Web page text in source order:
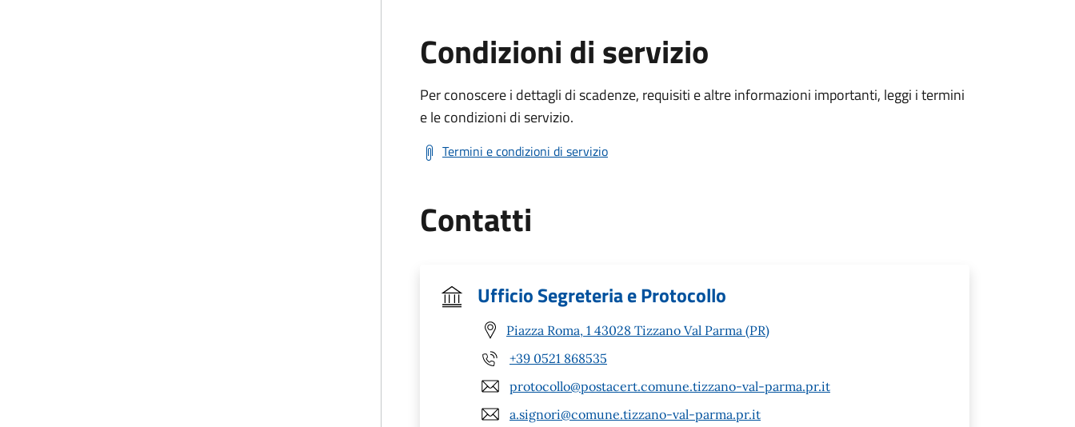
Condizioni di servizio
Per conoscere i dettagli di scadenze, requisiti e altre informazioni importanti, leggi i termini
e le condizioni di servizio.
Termini e condizioni di servizio
Contatti
Ufficio Segreteria e Protocollo
Piazza Roma, 1 43028 Tizzano Val Parma (PR)
+39 0521 868535
protocollo@postacert.comune.tizzano-val-parma.pr.it
a.signori@comune.tizzano-val-parma.pr.it